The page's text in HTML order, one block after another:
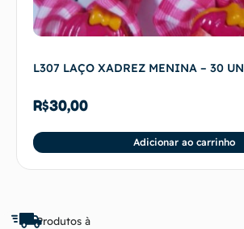
L307 LAÇO XADREZ MENINA – 30 UN
R$30,00
Adicionar ao carrinho
Produtos à